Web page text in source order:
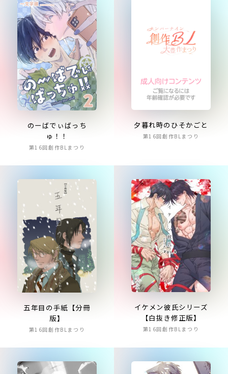
のーばでぃばっち
ゅ！！
第16回創作BLまつり
夕暮れ時のひそかごと
第16回創作BLまつり
五年目の手紙【分冊
版】
第16回創作BLまつり
イケメン彼氏シリーズ
【白抜き修正版】
第16回創作BLまつり